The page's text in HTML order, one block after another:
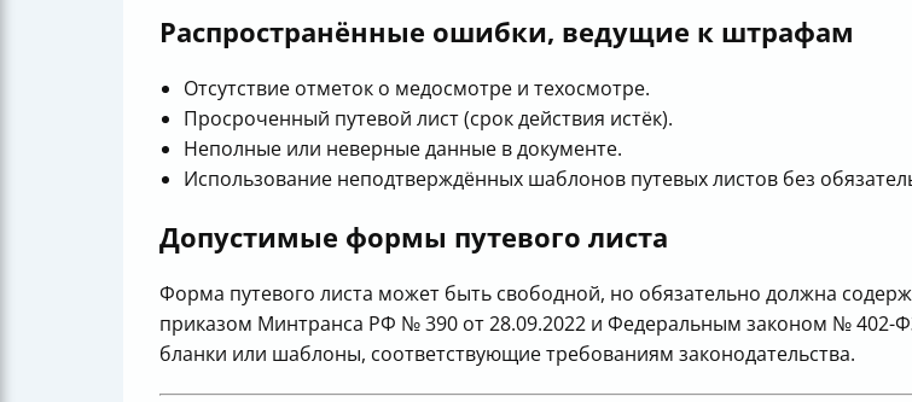
Распространённые ошибки, ведущие к штрафам
Отсутствие отметок о медосмотре и техосмотре.
Просроченный путевой лист (срок действия истёк).
Неполные или неверные данные в документе.
Использование неподтверждённых шаблонов путевых листов без
Допустимые формы путевого листа
Форма путевого листа может быть свободной, но обязательно должна
приказом Минтранса РФ № 390 от 28.09.2022 и Федеральным законом № 402-
бланки или шаблоны, соответствующие требованиям законодательства.